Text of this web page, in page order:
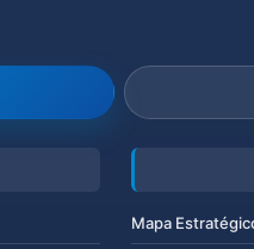
Mapa